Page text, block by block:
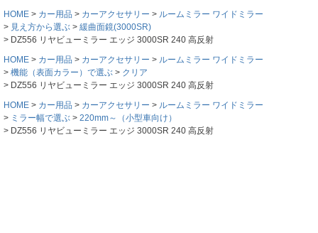
HOME
カー用品 カーアクセサリー
ルームミラー ワイドミラー
見え方から選ぶ
緩曲面鏡(3000SR)
DZ556 リヤビューミラー エッジ 3000SR 240 高反射
HOME
カー用品 カーアクセサリー
ルームミラー ワイドミラー
機能（表面カラー）で選ぶ
クリア
DZ556 リヤビューミラー エッジ 3000SR 240 高反射
HOME
カー用品 カーアクセサリー
ルームミラー ワイドミラー
ミラー幅で選ぶ
220mm～（小型車向け）
DZ556 リヤビューミラー エッジ 3000SR 240 高反射